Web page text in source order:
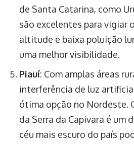
de Santa Catarina, como
são excelentes para vigiar
altitude e baixa poluição
uma melhor visibilidade.
Piauí: Com amplas áreas
interferência de luz
ótima opção no Nordeste.
da Serra da Capivara é um
céu mais escuro do país